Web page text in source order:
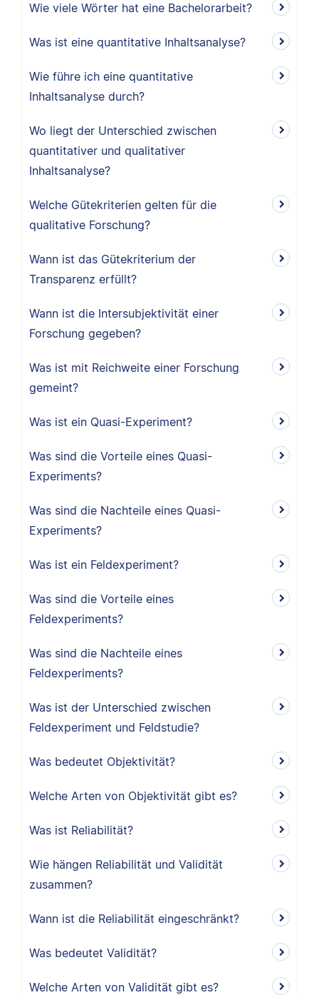
Wie viele Wörter hat eine Bachelorarbeit?
Was ist eine quantitative Inhaltsanalyse?
Wie führe ich eine quantitative
Inhaltsanalyse durch?
Wo liegt der Unterschied zwischen
quantitativer und qualitativer
Inhaltsanalyse?
Welche Gütekriterien gelten für die
qualitative Forschung?
Wann ist das Gütekriterium der
Transparenz erfüllt?
Wann ist die Intersubjektivität einer
Forschung gegeben?
Was ist mit Reichweite einer Forschung
gemeint?
Was ist ein Quasi-Experiment?
Was sind die Vorteile eines Quasi-
Experiments?
Was sind die Nachteile eines Quasi-
Experiments?
Was ist ein Feldexperiment?
Was sind die Vorteile eines
Feldexperiments?
Was sind die Nachteile eines
Feldexperiments?
Was ist der Unterschied zwischen
Feldexperiment und Feldstudie?
Was bedeutet Objektivität?
Welche Arten von Objektivität gibt es?
Was ist Reliabilität?
Wie hängen Reliabilität und Validität
zusammen?
Wann ist die Reliabilität eingeschränkt?
Was bedeutet Validität?
Welche Arten von Validität gibt es?